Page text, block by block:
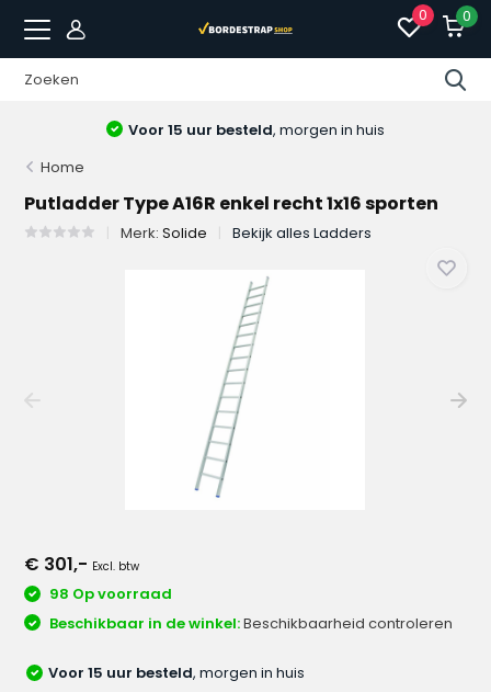
0 0
Voor 15 uur besteld, morgen in huis
Home
Putladder Type A16R enkel recht 1x16 sporten
Merk:Solide Bekijk alles Ladders
€ 301,- Excl. btw
98 Op voorraad
Beschikbaar in de winkel:Beschikbaarheid controleren
Voor 15 uur besteld, morgen in huis